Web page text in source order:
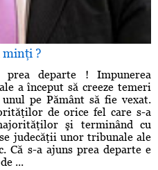
minţi ?
departe ! Impunerea
a început să creeze temeri
pe Pământ să fie vexat.
de orice fel care s-a
şi terminând cu
judecăţii unor tribunale ale
Că s-a ajuns prea departe e
...